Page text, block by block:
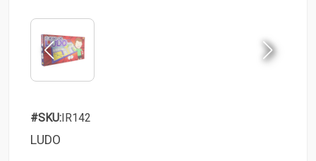
#SKU:IR142
LUDO